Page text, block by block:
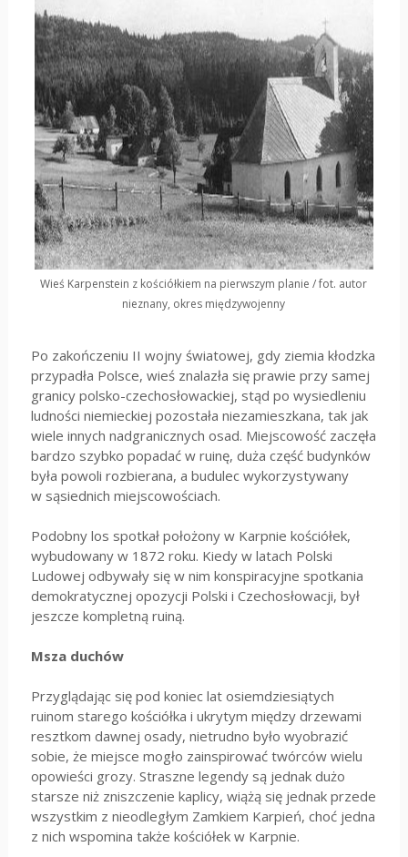
Wieś Karpenstein z kościółkiem na pierwszym planie / fot. autor
nieznany, okres międzywojenny
Po zakończeniu II wojny światowej, gdy ziemia kłodzka
przypadła Polsce, wieś znalazła się prawie przy samej
granicy polsko-czechosłowackiej, stąd po wysiedleniu
ludności niemieckiej pozostała niezamieszkana, tak jak
wiele innych nadgranicznych osad. Miejscowość zaczęła
bardzo szybko popadać w ruinę, duża część budynków
była powoli rozbierana, a budulec wykorzystywany
w sąsiednich miejscowościach.
Podobny los spotkał położony w Karpnie kościółek,
wybudowany w 1872 roku. Kiedy w latach Polski
Ludowej odbywały się w nim konspiracyjne spotkania
demokratycznej opozycji Polski i Czechosłowacji, był
jeszcze kompletną ruiną.
Msza duchów
Przyglądając się pod koniec lat osiemdziesiątych
ruinom starego kościółka i ukrytym między drzewami
resztkom dawnej osady, nietrudno było wyobrazić
sobie, że miejsce mogło zainspirować twórców wielu
opowieści grozy. Straszne legendy są jednak dużo
starsze niż zniszczenie kaplicy, wiążą się jednak przede
wszystkim z nieodległym Zamkiem Karpień, choć jedna
z nich wspomina także kościółek w Karpnie.